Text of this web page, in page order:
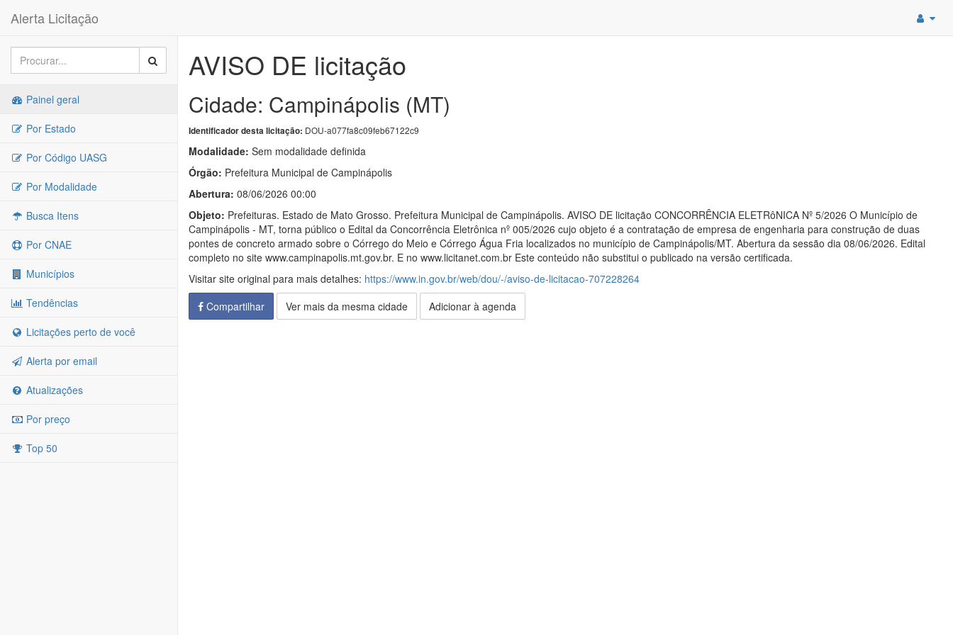
Alerta Licitação
Painel geral
Por Estado
Por Código UASG
Por Modalidade
Busca Itens
Por CNAE
Municípios
Tendências
Licitações perto de você
Alerta por email
Atualizações
Por preço
Top 50
AVISO DE licitação
Cidade: Campinápolis (MT)
Identificador desta licitação: DOU-a077fa8c09feb67122c9
Modalidade: Sem modalidade definida
Órgão: Prefeitura Municipal de Campinápolis
Abertura: 08/06/2026 00:00
Objeto: Prefeituras. Estado de Mato Grosso. Prefeitura Municipal de Campinápolis. AVISO DE licitação CONCORRÊNCIA ELETRôNICA Nº 5/2026 O Município de
Campinápolis - MT, torna público o Edital da Concorrência Eletrônica nº 005/2026 cujo objeto é a contratação de empresa de engenharia para construção de duas
pontes de concreto armado sobre o Córrego do Meio e Córrego Água Fria localizados no município de Campinápolis/MT. Abertura da sessão dia 08/06/2026. Edital
completo no site www.campinapolis.mt.gov.br. E no www.licitanet.com.br Este conteúdo não substitui o publicado na versão certificada.
Visitar site original para mais detalhes: https://www.in.gov.br/web/dou/-/aviso-de-licitacao-707228264
Compartilhar
Ver mais da mesma cidade Adicionar à agenda